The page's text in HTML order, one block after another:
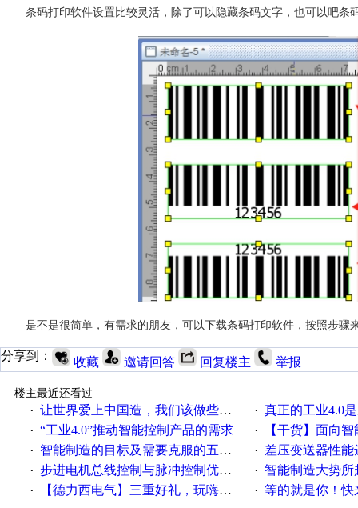
条码打印软件设置比较灵活，除了可以隐藏条码文字，也可以吧
是不是很简单，有需求的朋友，可以下载条码打印软件，按照步骤
分享到： 收藏 邀请回答 回复楼主 举报
楼主最近还看过
· 让世界爱上中国造，我们该做些什么 · 真正的工业4.0
· “工业4.0”推动智能控制产品的需求 · 【干货】面向
· 智能制造的目标及需要克服的五个障碍 · 差压变送器性能达
· 步进电机总线控制与脉冲控制优缺点 · 智能制造大势所趋
· 【德力西电气】三重好礼，玩嗨夏日！ · 等的就是你！快来